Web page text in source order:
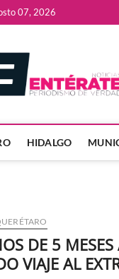
07, 2026
HIDALGO
DE 5
VIAJE AL